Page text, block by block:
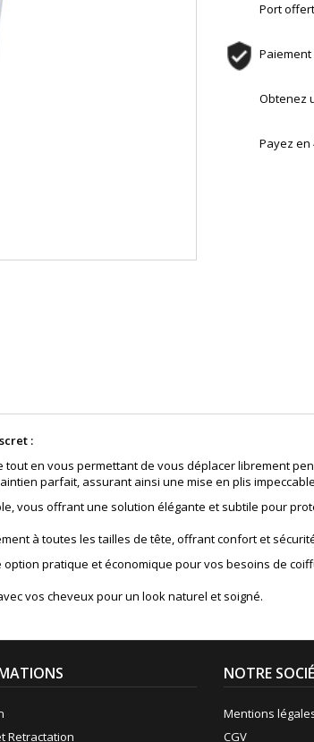
Port
Paiement
Obtenez
Payez en
:
en vous permettant de vous déplacer librement
parfait, assurant ainsi une mise en plis
vous offrant une solution élégante et subtile pour
à toutes les tailles de tête, offrant confort et
pratique et économique pour vos besoins de
vos cheveux pour un look naturel et soigné.
Retractation
NOTRE
Mentions
CGV